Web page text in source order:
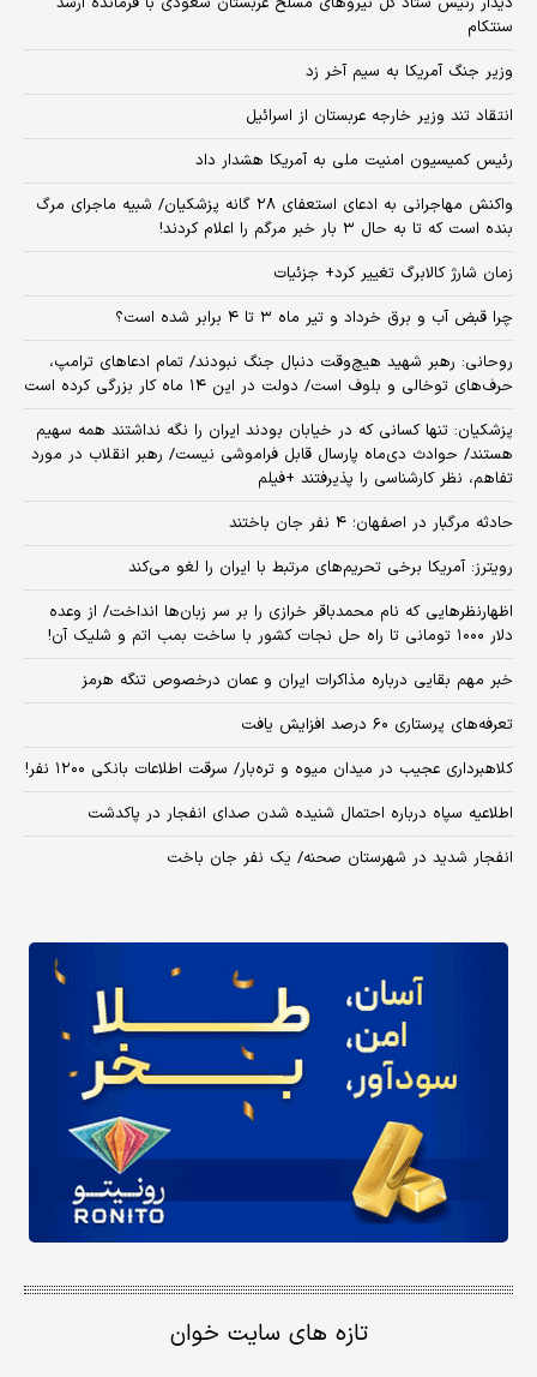
سنتکام
وزیر جنگ آمریکا به سیم آخر زد
انتقاد تند وزیر خارجه عربستان از اسرائیل
رئیس کمیسیون امنیت ملی به آمریکا هشدار داد
واکنش مهاجرانی به ادعای استعفای ۲۸ گانه پزشکیان/ شبیه ماجرای مرگ
بنده است که تا به حال ۳ بار خبر مرگم را اعلام کردند!
زمان شارژ کالابرگ تغییر کرد+ جزئیات
چرا قبض آب و برق خرداد و تیر ماه ۳ تا ۴ برابر شده است؟
روحانی: رهبر شهید هیچ‌وقت دنبال جنگ نبودند/ تمام ادعاهای ترامپ،
حرف‌های توخالی و بلوف است/ دولت در این ۱۴ ماه کار بزرگی کرده است
پزشکیان: تنها کسانی که در خیابان بودند ایران را نگه نداشتند همه سهیم
هستند/ حوادث دی‌ماه پارسال قابل فراموشی نیست/ رهبر انقلاب در مورد
تفاهم، نظر کارشناسی را پذیرفتند +فیلم
حادثه مرگبار در اصفهان؛ ۴ نفر جان باختند
رویترز: آمریکا برخی تحریم‌های مرتبط با ایران را لغو می‌کند
اظهارنظرهایی که نام محمدباقر خرازی را بر سر زبان‌ها انداخت/ از وعده
دلار ۱۰۰۰ تومانی تا راه حل نجات کشور با ساخت بمب اتم و شلیک آن!
خبر مهم بقایی درباره مذاکرات ایران و عمان درخصوص تنگه هرمز
تعرفه‌های پرستاری ۶۰ درصد افزایش یافت
کلاهبرداری عجیب در میدان میوه و تره‌بار/ سرقت اطلاعات بانکی ۱۲۰۰ نفر!
اطلاعیه سپاه درباره احتمال شنیده شدن صدای انفجار در پاکدشت
انفجار شدید در شهرستان صحنه/ یک نفر جان باخت
تازه های سایت خوان